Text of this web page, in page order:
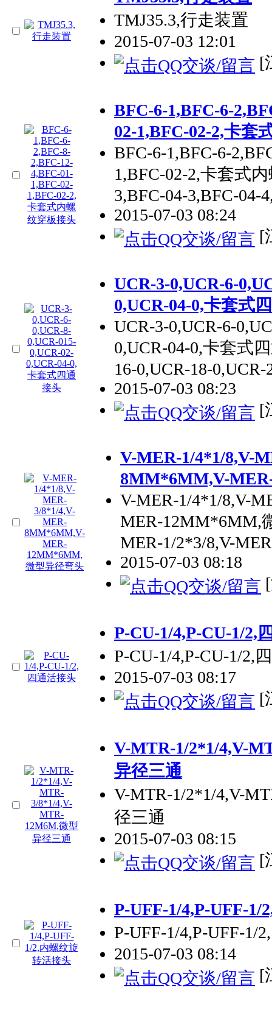
TMJ35.3,行走装置
2015-07-03 12:01
[
BFC-6-1,BFC-6-
02-1,BFC-02-2,卡套
BFC-6-1,BFC-6-
1,BFC-02-2,卡套式
3,BFC-04-3,BFC-04-
2015-07-03 08:24
[
UCR-3-0,UCR-6-
0,UCR-04-0,卡套式
UCR-3-0,UCR-6-
0,UCR-04-0,卡套式
16-0,UCR-18-0,UCR-
2015-07-03 08:23
[
V-MER-1/4*1/8,V-
8MM*6MM,V-
V-MER-1/4*1/8,V-
MER-12MM*6MM,
MER-1/2*3/8,V-
2015-07-03 08:18
P-CU-1/4,P-CU-1/2,
P-CU-1/4,P-CU-1/2,
2015-07-03 08:17
[
V-MTR-1/2*1/4,V-
异径三通
V-MTR-1/2*1/4,V-
径三通
2015-07-03 08:15
[
P-UFF-1/4,P-UFF-1/
P-UFF-1/4,P-UFF-1/
2015-07-03 08:14
[